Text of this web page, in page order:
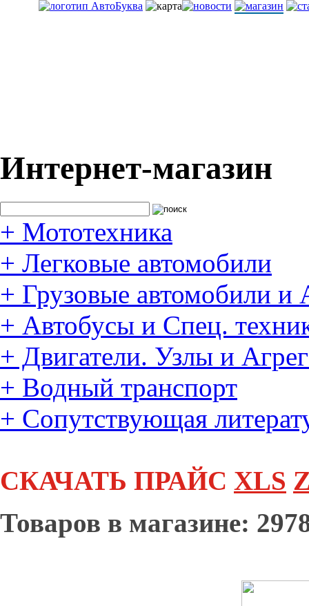
Интернет-магазин
+ Мототехника
+ Легковые автомобили
+ Грузовые автомобили и
+ Автобусы и Спец.
+ Двигатели. Узлы и
+ Водный транспорт
+ Сопутствующая
СКАЧАТЬ ПРАЙС XLS
Товаров в магазине: